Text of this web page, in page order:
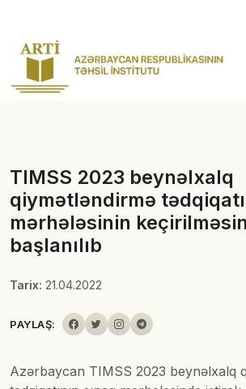
TIMSS 2023 beynəlxalq
qiymətləndirmə
mərhələsinin
başlanılıb
Tarix: 21.04.2022
PAYLAŞ:
Azərbaycan TIMSS 2023 beynəlxalq